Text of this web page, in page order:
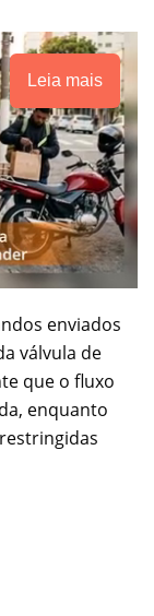
Leia mais
enviados
válvula de
que o fluxo
enquanto